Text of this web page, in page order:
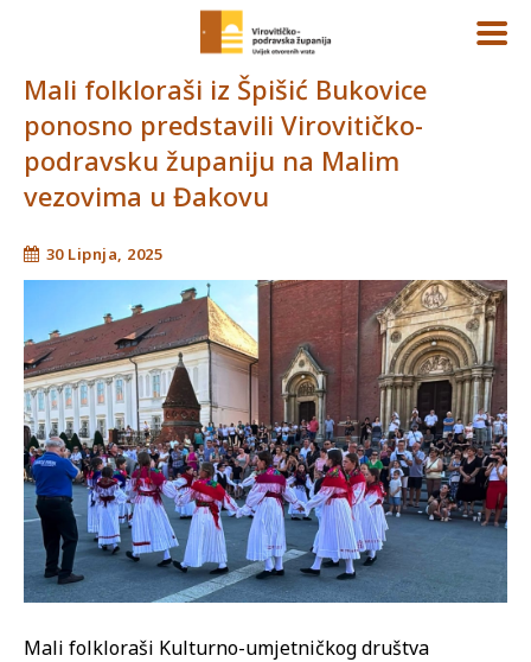
Mali folkloraši iz Špišić Bukovice
ponosno predstavili Virovitičko-
podravsku županiju na Malim
vezovima u Đakovu
30 Lipnja, 2025
Mali folkloraši Kulturno-umjetničkog društva